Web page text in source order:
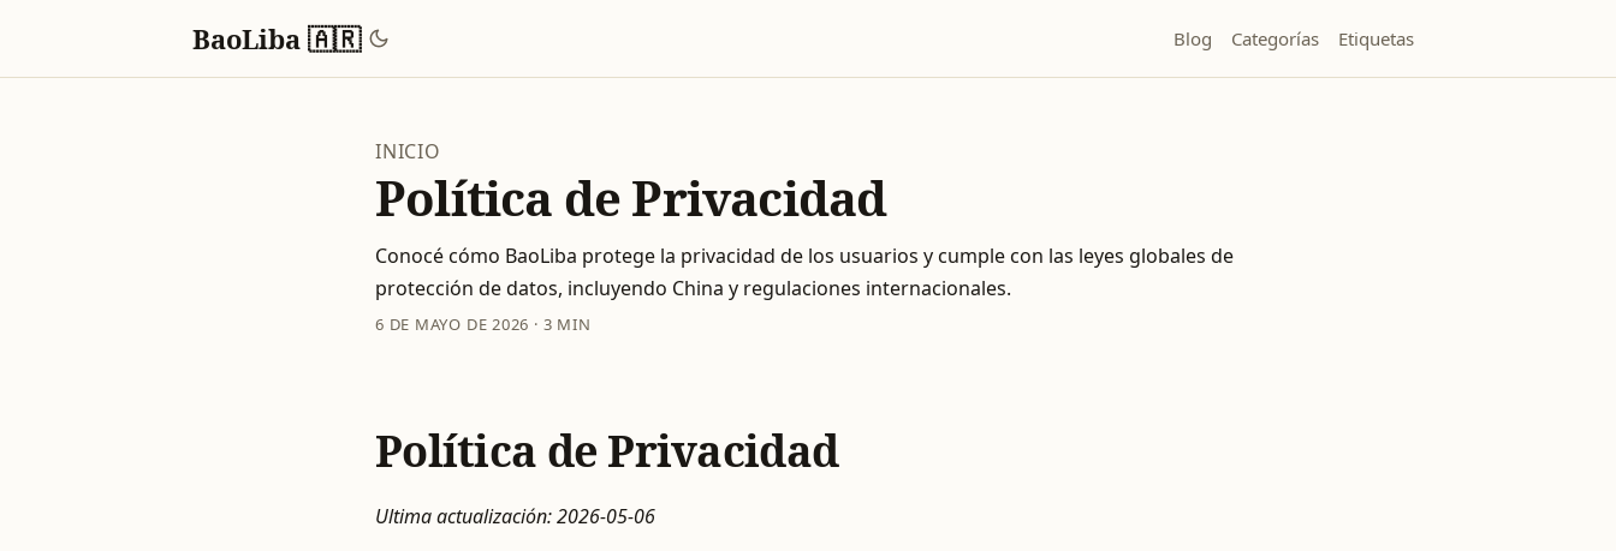
BaoLiba 🇦🇷 Blog Categorías Etiquetas
INICIO
Política de Privacidad
Conocé cómo BaoLiba protege la privacidad de los usuarios y cumple con las leyes globales de
protección de datos, incluyendo China y regulaciones internacionales.
6 DE MAYO DE 2026 · 3 MIN
Política de Privacidad
Ultima actualización: 2026-05-06